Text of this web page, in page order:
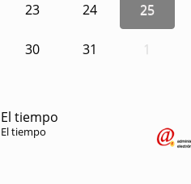
23 24 25
30 31 1
El tiempo
El tiempo